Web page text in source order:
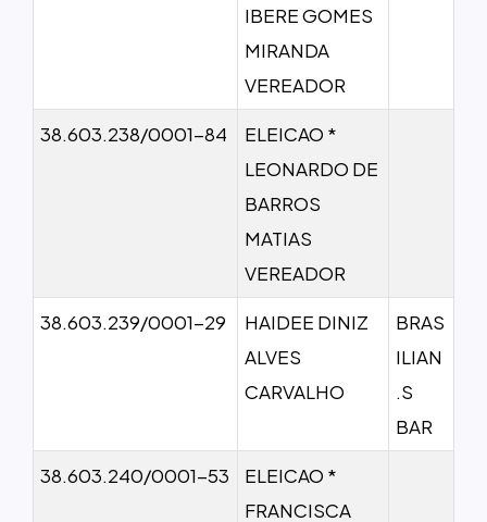
IBERE GOMES
MIRANDA
VEREADOR
38.603.238/0001-84
ELEICAO *
LEONARDO DE
BARROS
MATIAS
VEREADOR
38.603.239/0001-29
HAIDEE DINIZ
ALVES
CARVALHO
BRAS
ILIAN
.S
BAR
38.603.240/0001-53
ELEICAO *
FRANCISCA